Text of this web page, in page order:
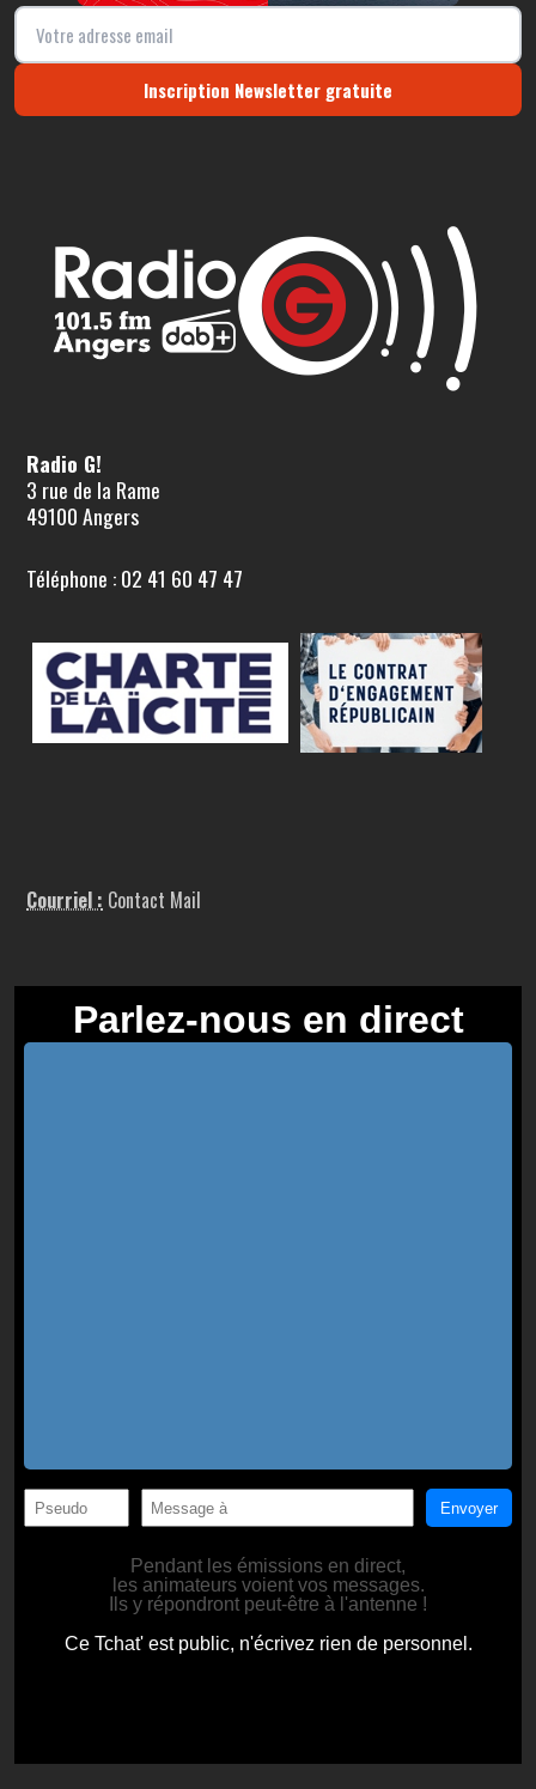
Inscription Newsletter gratuite
Radio G!
3 rue de la Rame
49100 Angers
Téléphone : 02 41 60 47 47
Courriel : Contact Mail